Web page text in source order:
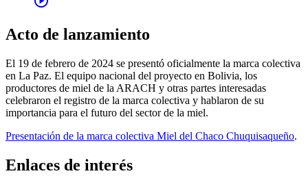
Acto de lanzamiento
El 19 de febrero de 2024 se presentó oficialmente la marca colectiva
en La Paz. El equipo nacional del proyecto en Bolivia, los
productores de miel de la ARACH y otras partes interesadas
celebraron el registro de la marca colectiva y hablaron de su
importancia para el futuro del sector de la miel.
Presentación de la marca colectiva Miel del Chaco Chuquisaqueño.
Enlaces de interés